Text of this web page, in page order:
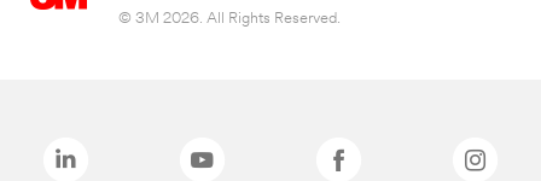
© 3M 2026. All Rights Reserved.